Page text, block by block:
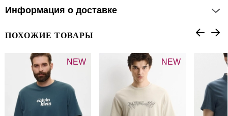
Информация о доставке
ПОХОЖИЕ ТОВАРЫ
NEW NEW